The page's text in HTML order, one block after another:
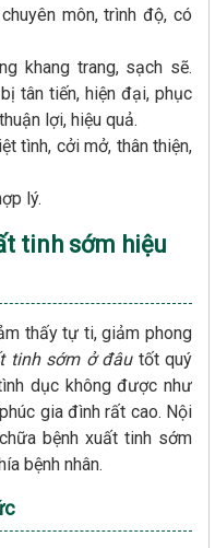
môn, trình độ, có
khang trang, sạch sẽ.
tân tiến, hiện đại, phục
lợi, hiệu quả.
tình, cởi mở, thân thiện,
lý.
tinh sớm hiệu
thấy tự ti, giảm phong
tinh sớm ở đâu tốt quý
dục không được như
gia đình rất cao. Nội
bệnh xuất tinh sớm
bệnh nhân.